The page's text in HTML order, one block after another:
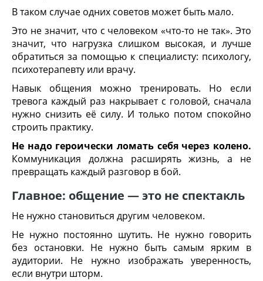
В таком случае одних советов может быть мало.
Это не значит, что с человеком «что-то не так». Это
значит, что нагрузка слишком высокая, и лучше
обратиться за помощью к специалисту: психологу,
психотерапевту или врачу.
Навык общения можно тренировать. Но если
тревога каждый раз накрывает с головой, сначала
нужно снизить её силу. И только потом спокойно
строить практику.
Не надо героически ломать себя через колено.
Коммуникация должна расширять жизнь, а не
превращать каждый разговор в бой.
Главное: общение — это не спектакль
Не нужно становиться другим человеком.
Не нужно постоянно шутить. Не нужно говорить
без остановки. Не нужно быть самым ярким в
аудитории. Не нужно изображать уверенность,
если внутри шторм.